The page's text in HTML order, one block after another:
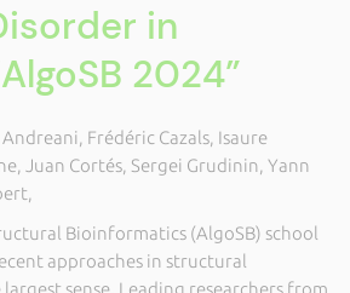
in
2024”
Frédéric Cazals, Isaure
Juan Cortés, Sergei Grudinin, Yann
Bioinformatics (AlgoSB) school
approaches in structural
sense. Leading researchers from